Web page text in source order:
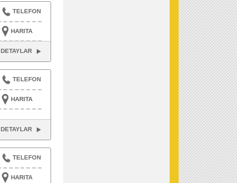
TELEFON
HARITA
DETAYLAR
TELEFON
HARITA
DETAYLAR
TELEFON
HARITA